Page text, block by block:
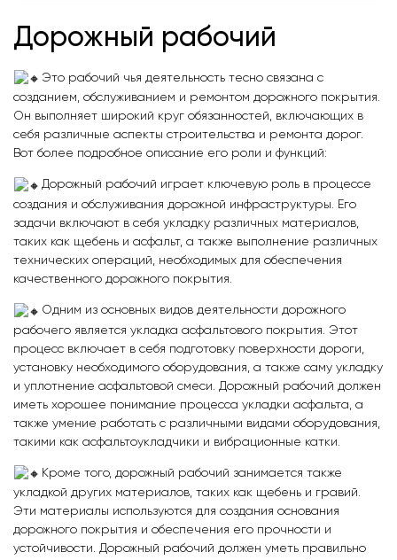
Дорожный рабочий
Это рабочий чья деятельность тесно связана с
созданием, обслуживанием и ремонтом дорожного покрытия.
Он выполняет широкий круг обязанностей, включающих в
себя различные аспекты строительства и ремонта дорог.
Вот более подробное описание его роли и функций:
Дорожный рабочий играет ключевую роль в процессе
создания и обслуживания дорожной инфраструктуры. Его
задачи включают в себя укладку различных материалов,
таких как щебень и асфальт, а также выполнение различных
технических операций, необходимых для обеспечения
качественного дорожного покрытия.
Одним из основных видов деятельности дорожного
рабочего является укладка асфальтового покрытия. Этот
процесс включает в себя подготовку поверхности дороги,
установку необходимого оборудования, а также саму укладку
и уплотнение асфальтовой смеси. Дорожный рабочий должен
иметь хорошее понимание процесса укладки асфальта, а
также умение работать с различными видами оборудования,
такими как асфальтоукладчики и вибрационные катки.
Кроме того, дорожный рабочий занимается также
укладкой других материалов, таких как щебень и гравий.
Эти материалы используются для создания основания
дорожного покрытия и обеспечения его прочности и
устойчивости. Дорожный рабочий должен уметь правильно